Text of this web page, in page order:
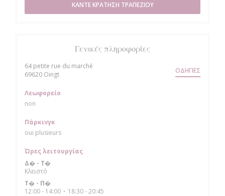
ΚΆΝΤΕ ΚΡΆΤΗΣΗ ΤΡΑΠΕΖΙΟΎ
Γενικές πληροφορίες
64 petite rue du marché
69620 Oingt((ανοίγει σε νέο παράθυρο)) ΟΔΗΓΊΕΣ
Λεωφορείο
non
Πάρκινγκ
oui plusieurs
Ώρες λειτουργίας
Δ� - Τ�
Κλειστό
Τ� - Π�
12:00 - 14:00 • 18:30 - 20:45